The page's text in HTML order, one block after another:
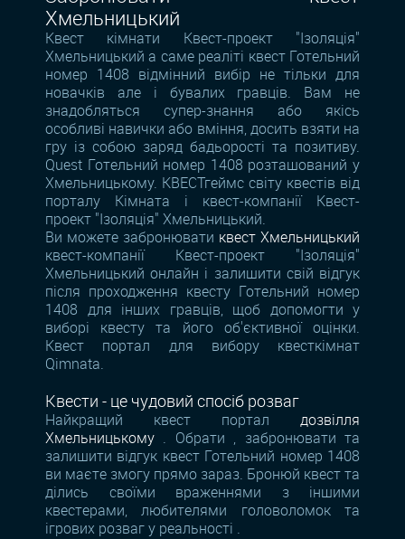
Хмельницький
Квест кімнати Квест-проект "Ізоляція"
Хмельницький а саме реаліті квест Готельний
номер 1408 відмінний вибір не тільки для
новачків але і бувалих гравців. Вам не
знадобляться супер-знання або якісь
особливі навички або вміння, досить взяти на
гру із собою заряд бадьорості та позитиву.
Quest Готельний номер 1408 розташований у
Хмельницькому. КВЕСТгеймс світу квестів від
порталу Кімната і квест-компанії Квест-
проект "Ізоляція" Хмельницький.
Ви можете забронювати квест Хмельницький
квест-компанії Квест-проект "Ізоляція"
Хмельницький онлайн і залишити свій відгук
після проходження квесту Готельний номер
1408 для інших гравців, щоб допомогти у
виборі квесту та його об'єктивної оцінки.
Квест портал для вибору квесткімнат
Qimnata.
Квести - це чудовий спосіб розваг
Найкращий квест портал дозвілля
Хмельницькому . Обрати , забронювати та
залишити відгук квест Готельний номер 1408
ви маєте змогу прямо зараз. Бронюй квест та
ділись своїми враженнями з іншими
квестерами, любителями головоломок та
ігрових розваг у реальності .